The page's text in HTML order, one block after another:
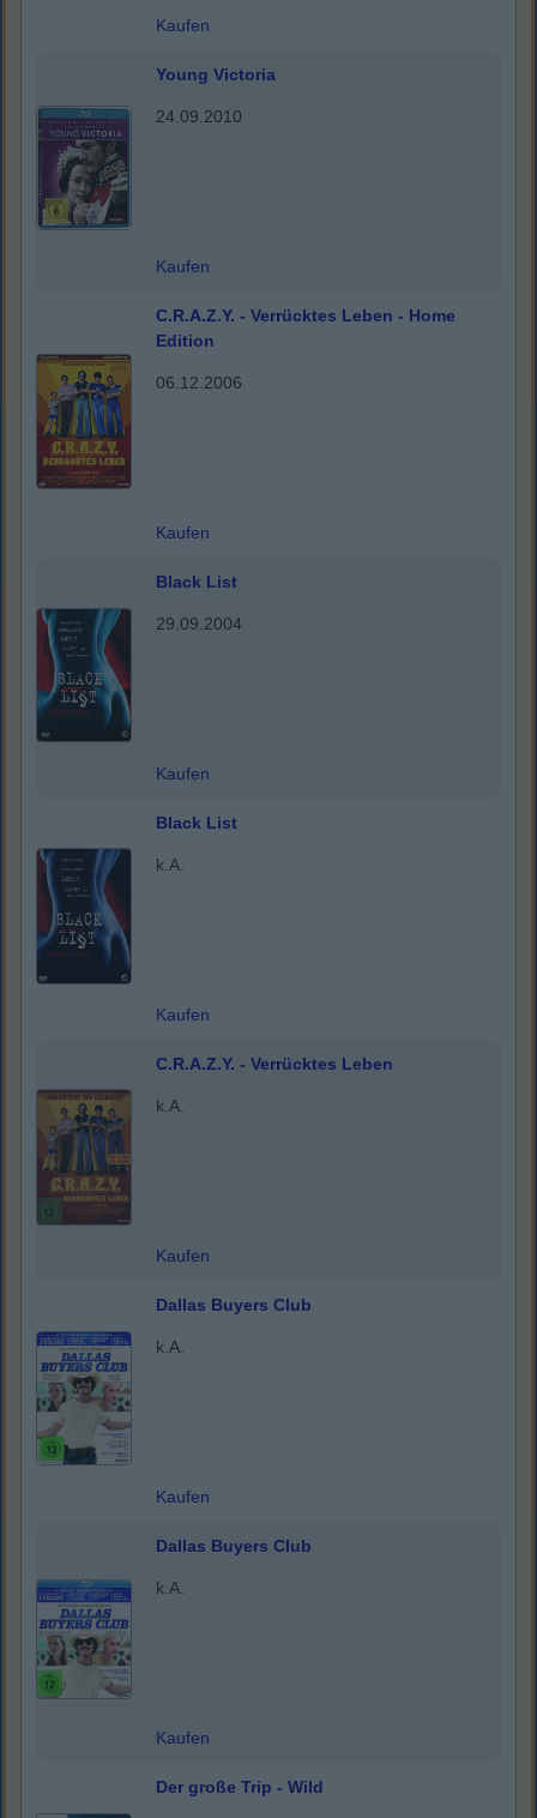
Kaufen
Young Victoria
24.09.2010
Kaufen
C.R.A.Z.Y. - Verrücktes Leben - Home
Edition
06.12.2006
Kaufen
Black List
29.09.2004
Kaufen
Black List
k.A.
Kaufen
C.R.A.Z.Y. - Verrücktes Leben
k.A.
Kaufen
Dallas Buyers Club
k.A.
Kaufen
Dallas Buyers Club
k.A.
Kaufen
Der große Trip - Wild